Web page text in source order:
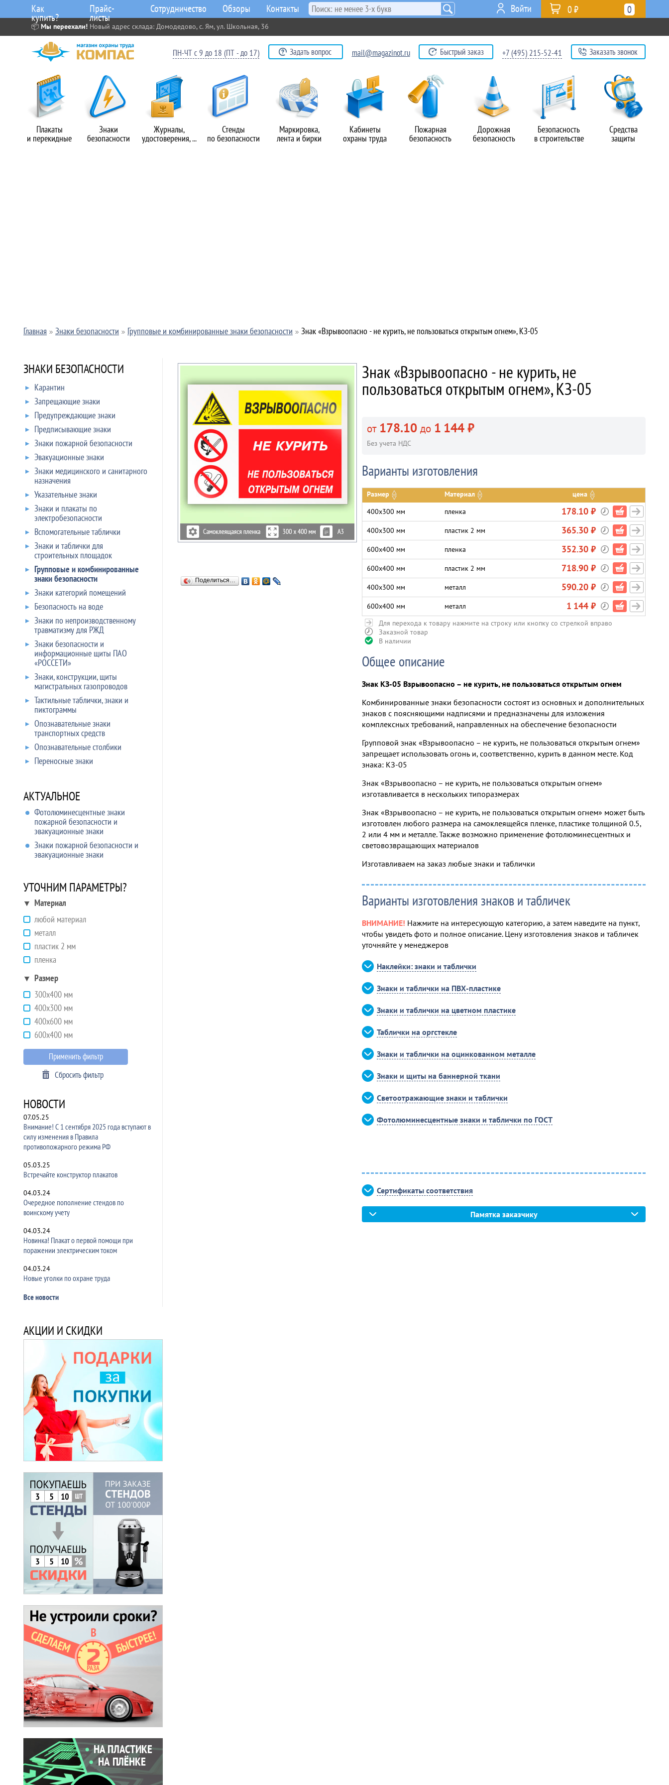
📦 Мы переехали! Новый адрес склада: Домодедово, с. Ям, ул. Школьная, 36
Плакаты
и перекидные
Знаки
безопасности
Журналы,
удостоверения, ...
Стенды
по безопасности
Маркировка,
лента и бирки
Кабинеты
охраны труда
Пожарная
безопасность
Дорожная
безопасность
Безопасность
в строительстве
Средства
защиты
Как
купить?
Прайс-
листы
Сотрудничество Обзоры Контакты 0
0 ₽
Войти
ПН-ЧТ с 9 до 18 (ПТ - до 17) Задать вопрос mail@magazinot.ru Быстрый заказ +7 (495) 215-52-41 Заказать звонок
Главная Знаки безопасности Групповые и комбинированные знаки безопасности Знак «Взрывоопасно - не курить, не пользоваться открытым огнем», КЗ-05
ЗНАКИ БЕЗОПАСНОСТИ
Карантин
Запрещающие знаки
Предупреждающие знаки
Предписывающие знаки
Знаки пожарной безопасности
Эвакуационные знаки
Знаки медицинского и санитарного
назначения
Указательные знаки
Знаки и плакаты по
электробезопасности
Вспомогательные таблички
Знаки и таблички для
строительных площадок
Групповые и комбинированные
знаки безопасности
Знаки категорий помещений
Безопасность на воде
Знаки по непроизводственному
травматизму для РЖД
Знаки безопасности и
информационные щиты ПАО
«РОССЕТИ»
Знаки, конструкции, щиты
магистральных газопроводов
Тактильные таблички, знаки и
пиктограммы
Опознавательные знаки
транспортных средств
Опознавательные столбики
Переносные знаки
АКТУАЛЬНОЕ
Фотолюминесцентные знаки
пожарной безопасности и
эвакуационные знаки
Знаки пожарной безопасности и
эвакуационные знаки
УТОЧНИМ ПАРАМЕТРЫ?
Материал
любой материал
металл
пластик 2 мм
пленка
Размер
300х400 мм
400х300 мм
400х600 мм
600х400 мм
Применить фильтр
Сбросить фильтр
НОВОСТИ
07.05.25
Внимание! С 1 сентября 2025 года вступают в
силу изменения в Правила
противопожарного режима РФ
05.03.25
Встречайте конструктор плакатов
04.03.24
Очередное пополнение стендов по
воинскому учету
04.03.24
Новинка! Плакат о первой помощи при
поражении электрическим током
04.03.24
Новые уголки по охране труда
Все новости
АКЦИИ И СКИДКИ
Поделиться…
Знак «Взрывоопасно - не курить, не
пользоваться открытым огнем», КЗ-05
от178.10 до 1 144 ₽
Без учета НДС
Варианты изготовления
Размер Материал
цена
400х300 мм
пленка 178.10 ₽
400х300 мм пластик 2 мм 365.30 ₽
600х400 мм пленка 352.30 ₽
600х400 мм пластик 2 мм 718.90 ₽
400х300 мм металл 590.20 ₽
600х400 мм металл 1 144 ₽
Для перехода к товару нажмите на строку или кнопку со стрелкой вправо
Заказной товар
В наличии
Общее описание
Знак КЗ-05 Взрывоопасно – не курить, не пользоваться открытым огнем
Комбинированные знаки безопасности состоят из основных и дополнительных
знаков с поясняющими надписями и предназначены для изложения
комплексных требований, направленных на обеспечение безопасности
Групповой знак «Взрывоопасно – не курить, не пользоваться открытым огнем»
запрещает использовать огонь и, соответственно, курить в данном месте. Код
знака: КЗ-05
Знак «Взрывоопасно – не курить, не пользоваться открытым огнем»
изготавливается в нескольких типоразмерах
Знак «Взрывоопасно – не курить, не пользоваться открытым огнем» может быть
изготовлен любого размера на самоклеящейся пленке, пластике толщиной 0.5,
2 или 4 мм и металле. Также возможно применение фотолюминесцентных и
световозвращающих материалов
Изготавливаем на заказ любые знаки и таблички
Варианты изготовления знаков и табличек
ВНИМАНИЕ! Нажмите на интересующую категорию, а затем наведите на пункт,
чтобы увидеть фото и полное описание. Цену изготовления знаков и табличек
уточняйте у менеджеров
Наклейки: знаки и таблички
Знаки и таблички на ПВХ-пластике
Знаки и таблички на цветном пластике
Таблички на оргстекле
Знаки и таблички на оцинкованном металле
Знаки и щиты на баннерной ткани
Светоотражающие знаки и таблички
Фотолюминесцентные знаки и таблички по ГОСТ
Сертификаты соответствия
Памятка заказчику